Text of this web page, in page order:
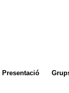
Presentació